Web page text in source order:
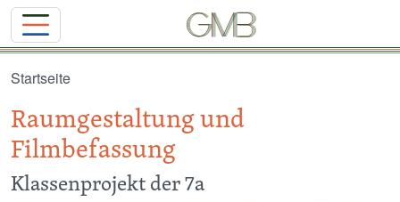
Startseite
Raumgestaltung und
Filmbefassung
Klassenprojekt der 7a